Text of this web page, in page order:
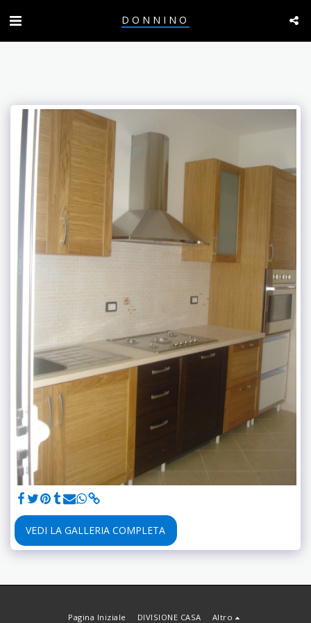
DONNINO
VEDI LA GALLERIA COMPLETA
Pagina Iniziale DIVISIONE CASA Altro